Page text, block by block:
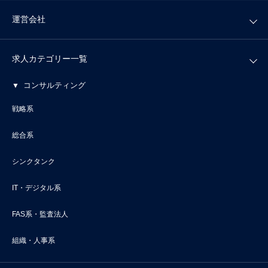
運営会社
求人カテゴリー一覧
コンサルティング
戦略系
総合系
シンクタンク
IT・デジタル系
FAS系・監査法人
組織・人事系